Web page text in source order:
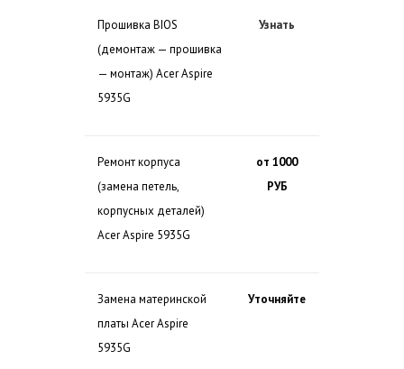
Прошивка BIOS
(демонтаж — прошивка
— монтаж) Acer Aspire
5935G
Узнать
Ремонт корпуса
(замена петель,
корпусных деталей)
Acer Aspire 5935G
от 1000
РУБ
Замена материнской
платы Acer Aspire
5935G
Уточняйте